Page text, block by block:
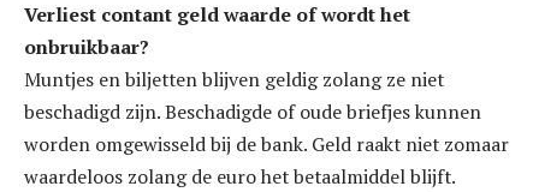
Verliest contant geld waarde of wordt het
onbruikbaar?
Muntjes en biljetten blijven geldig zolang ze niet
beschadigd zijn. Beschadigde of oude briefjes kunnen
worden omgewisseld bij de bank. Geld raakt niet zomaar
waardeloos zolang de euro het betaalmiddel blijft.